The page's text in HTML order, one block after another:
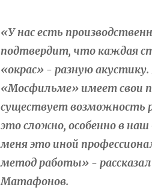
«У нас есть
подтвердит, что каждая
«окрас» - разную
«Мосфильме» имеет свои
существует возможность
это сложно, особенно в
меня это иной
метод работы» -
Матафонов.